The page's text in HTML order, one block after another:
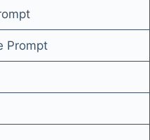
Prompt